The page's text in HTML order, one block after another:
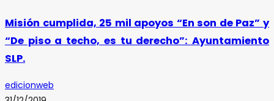
Misión cumplida, 25 mil apoyos “En son de Paz” y
“De piso a techo, es tu derecho”: Ayuntamiento
SLP.
edicionweb